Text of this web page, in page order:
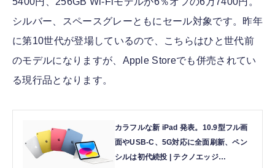
シルバー、スペースグレーともにセール対象です。昨年
に第10世代が登場しているので、こちらはひと世代前
のモデルになりますが、Apple Storeでも併売されてい
る現行品となります。
カラフルな新 iPad 発表。10.9型フル画
面やUSB-C、5G対応に全面刷新、ペン
シルは初代続投 | テクノエッジ